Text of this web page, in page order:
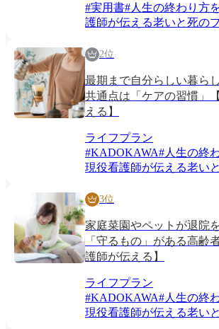
#実用書#人生の終わり方
護師が伝える老いと死の
2位
最期まで自分らしい暮ら
共通点は「ケアの習慣」
える】
ライフプラン
#KADOKAWA#人生の終
現役看護師が伝える老い
3位
家庭菜園やペットが退院
「守るもの」がある高齢
護師が伝える】
ライフプラン
#KADOKAWA#人生の終
現役看護師が伝える老い